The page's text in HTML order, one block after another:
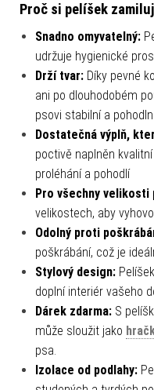
Proč si pelíšek
Snadno omyvatelný:
udržuje hygienické
Drží tvar: Díky pevné
ani po dlouhodobém
psovi stabilní a
Dostatečná výplň,
poctivě naplněn
proléhání a pohodlí
Pro všechny velikosti
velikostech, aby
Odolný proti
poškrábání, což je
Stylový design:
doplní interiér vašeho
Dárek zdarma: S
může sloužit jako
psa.
Izolace od podlahy: